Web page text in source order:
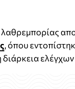
, όπου